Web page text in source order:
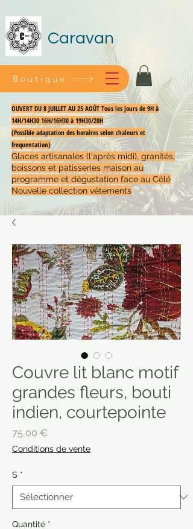
Caravan
OUVERT DU 8 JUILLET AU 25 AOÛT Tous les jours de 9H à
14H/14H30 16H/16H30 à 19H30/20H
(Possible adaptation des horaires selon chaleurs et
frequentation)
Glaces artisanales (l'après midi), granités,
boissons et patisseries maison au
programme et dégustation face au Célé
Nouvelle collection vêtements
Boutique
Couvre lit blanc motif
grandes fleurs, bouti
indien, courtepointe
75,00 €
Conditions de vente
S *
Quantité *